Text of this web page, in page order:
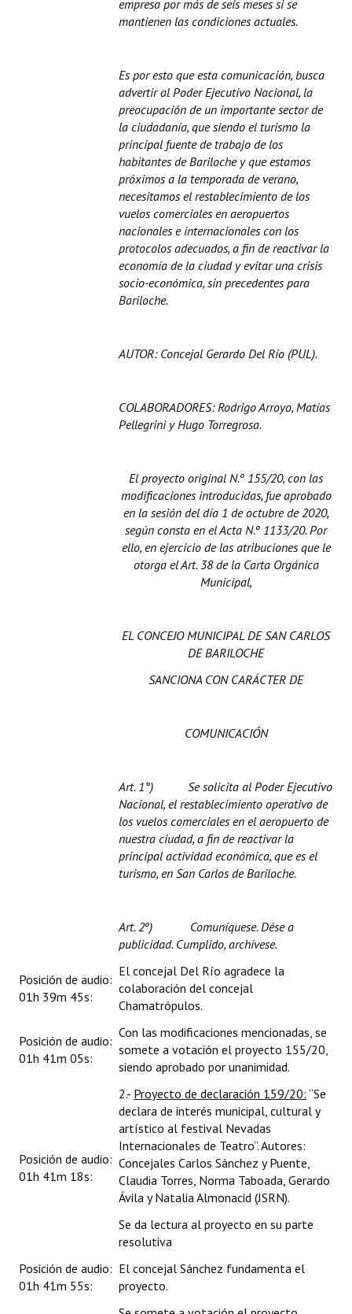
empresa por más de seis meses si se
mantienen las condiciones actuales.
Es por esto que esta comunicación, busca
advertir al Poder Ejecutivo Nacional, la
preocupación de un importante sector de
la ciudadanía, que siendo el turismo la
principal fuente de trabajo de los
habitantes de Bariloche y que estamos
próximos a la temporada de verano,
necesitamos el restablecimiento de los
vuelos comerciales en aeropuertos
nacionales e internacionales con los
protocolos adecuados, a fin de reactivar la
economía de la ciudad y evitar una crisis
socio-económica, sin precedentes para
Bariloche.
AUTOR: Concejal Gerardo Del Río (PUL).
COLABORADORES: Rodrigo Arroyo, Matías
Pellegrini y Hugo Torregrosa.
El proyecto original N.º 155/20, con las
modificaciones introducidas, fue aprobado
en la sesión del día 1 de octubre de 2020,
según consta en el Acta N.º 1133/20. Por
ello, en ejercicio de las atribuciones que le
otorga el Art. 38 de la Carta Orgánica
Municipal,
EL CONCEJO MUNICIPAL DE SAN CARLOS
DE BARILOCHE
SANCIONA CON CARÁCTER DE
COMUNICACIÓN
Art. 1°) Se solicita al Poder Ejecutivo
Nacional, el restablecimiento operativo de
los vuelos comerciales en el aeropuerto de
nuestra ciudad, a fin de reactivar la
principal actividad económica, que es el
turismo, en San Carlos de Bariloche.
Art. 2º) Comuníquese. Dése a
publicidad. Cumplido, archívese.
Posición de audio:
01h 39m 45s:
El concejal Del Río agradece la
colaboración del concejal
Chamatrópulos.
Posición de audio:
01h 41m 05s:
Con las modificaciones mencionadas, se
somete a votación el proyecto 155/20,
siendo aprobado por unanimidad.
Posición de audio:
01h 41m 18s:
2.- Proyecto de declaración 159/20: “Se
declara de interés municipal, cultural y
artístico al festival Nevadas
Internacionales de Teatro”. Autores:
Concejales Carlos Sánchez y Puente,
Claudia Torres, Norma Taboada, Gerardo
Ávila y Natalia Almonacid (JSRN).
Se da lectura al proyecto en su parte
resolutiva
Posición de audio:
01h 41m 55s:
El concejal Sánchez fundamenta el
proyecto.